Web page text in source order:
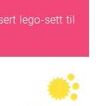
lego-sett til